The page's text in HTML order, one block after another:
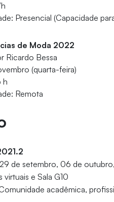
Presencial (Capacidade
de Moda 2022
Ricardo Bessa
(quarta-feira)
h
Remota
de setembro, 06 de
e Sala G10
acadêmica,